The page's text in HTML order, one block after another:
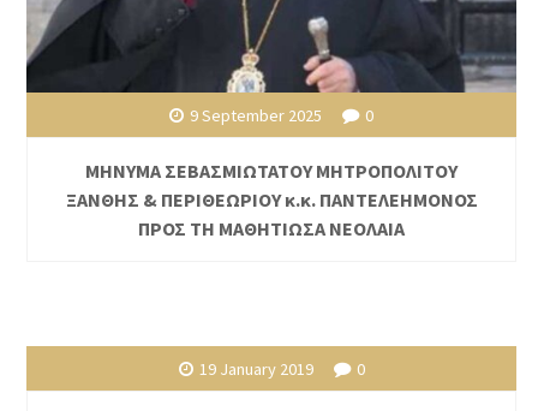
9 September 2025 0
ΜΗΝΥΜΑ ΣΕΒΑΣΜΙΩΤΑΤΟΥ ΜΗΤΡΟΠΟΛΙΤΟΥ
ΞΑΝΘΗΣ & ΠΕΡΙΘΕΩΡΙΟΥ κ.κ. ΠΑΝΤΕΛΕΗΜΟΝΟΣ
ΠΡΟΣ ΤΗ ΜΑΘΗΤΙΩΣΑ ΝΕΟΛΑΙΑ
19 January 2019 0